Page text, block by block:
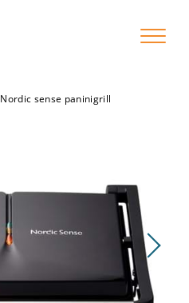
Nordic sense paninigrill